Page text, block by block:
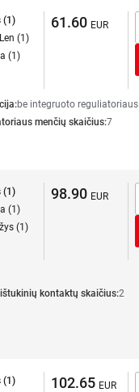
(1)
(1)
(1)
61.60
be integruoto reguliatoriaus
menčių skaičius:7
(1)
(1)
(1)
98.90
kontaktų skaičius:2
(1) 102.65